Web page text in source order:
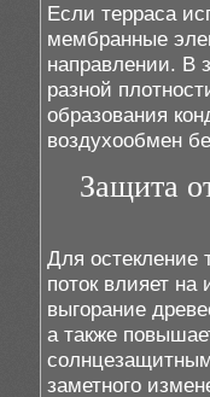
Если терраса
мембранные
направлении. В
разной
образования
воздухообмен
Защита
Для остекление
поток влияет
выгорание
а также
заметного